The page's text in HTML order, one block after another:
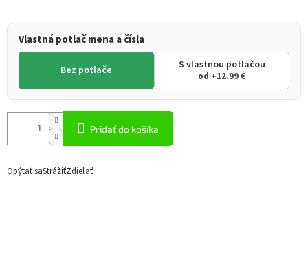
Vlastná potlač mena a čísla
Bez potlače S vlastnou potlačou
od +12.99 €
Pridať do košíka
Opýtať saStrážiťZdieľať